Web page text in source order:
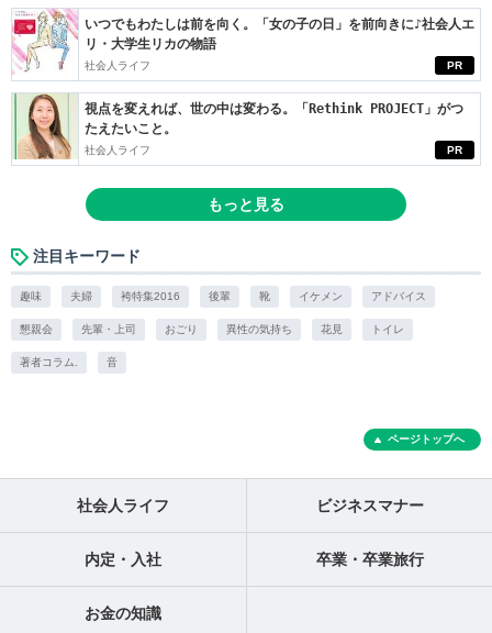
PR
いつでもわたしは前を向く。「女の子の日」を前向きに♪社会人エ
リ・大学生リカの物語
社会人ライフ
PR
視点を変えれば、世の中は変わる。「Rethink PROJECT」がつ
たえたいこと。
社会人ライフ
もっと見る
注目キーワード
趣味 夫婦 袴特集2016 後輩 靴 イケメン アドバイス
懇親会 先輩・上司 おごり 異性の気持ち 花見 トイレ
著者コラム. 音
ページトップへ
社会人ライフ ビジネスマナー
内定・入社 卒業・卒業旅行
お金の知識